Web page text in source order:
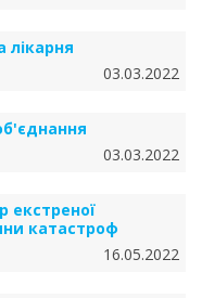
лікарня
03.03.2022
03.03.2022
екстреної
катастроф
16.05.2022